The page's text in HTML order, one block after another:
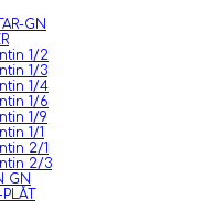
GN
1/2
1/3
1/4
1/6
1/9
1/1
2/1
2/3
GN